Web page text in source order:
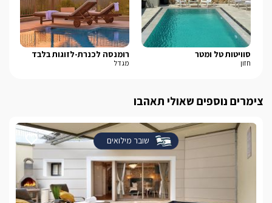
סוויטות טל ומטר
חזון
רומנסה לכנרת-לזוגות בלבד
מגדל
צימרים נוספים שאולי תאהבו
שובר מילואים